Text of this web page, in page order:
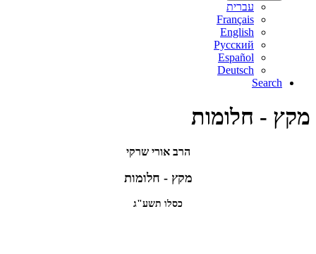
עברית
Français
English
Русский
Español
Deutsch
Search
מקץ - חלומות
הרב אורי שרקי
מקץ - חלומות
כסלו תשע"ג